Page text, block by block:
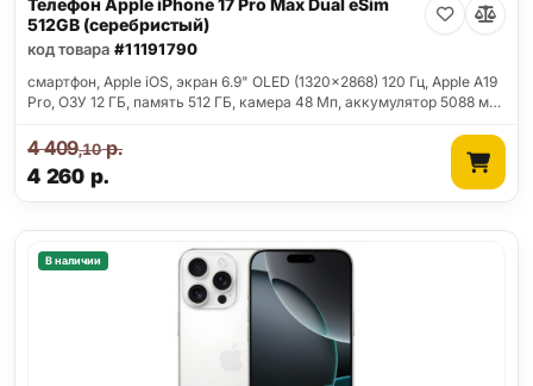
Телефон Apple iPhone 17 Pro Max Dual eSim
512GB (серебристый)
код товара #11191790
смартфон, Apple iOS, экран 6.9" OLED (1320x2868) 120 Гц, Apple A19
Pro, ОЗУ 12 ГБ, память 512 ГБ, камера 48 Мп, аккумулятор 5088 м…
4 260 р.
4 409,10р.
В наличии